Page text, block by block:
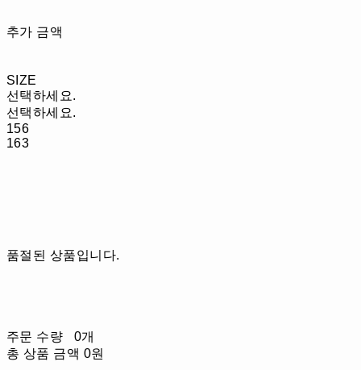
추가 금액
SIZE
선택하세요.
선택하세요.
156
163
품절된 상품입니다.
주문 수량
0개
총 상품 금액 0원